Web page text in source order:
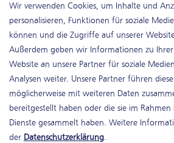
Wir verwenden Cookies, um Inhalte und
personalisieren, Funktionen für soziale
können und die Zugriffe auf unserer Website
Außerdem geben wir Informationen zu
Website an unsere Partner für soziale
Analysen weiter. Unsere Partner führen
möglicherweise mit weiteren Daten
bereitgestellt haben oder die sie im
Dienste gesammelt haben. Weitere
der Datenschutzerklärung.